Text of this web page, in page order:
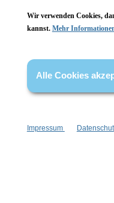
Wir verwenden Cookies,
kannst. Mehr
Alle Cookies
Impressum